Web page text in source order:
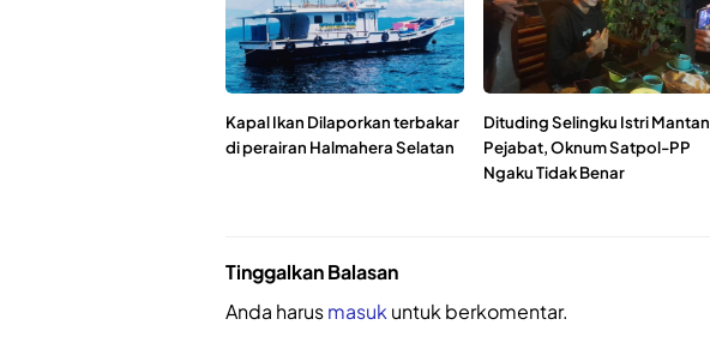
Kapal Ikan Dilaporkan terbakar
di perairan Halmahera Selatan
Dituding Selingku Istri Mantan
Pejabat, Oknum Satpol-PP
Ngaku Tidak Benar
Tinggalkan Balasan
Anda harusmasukuntuk berkomentar.